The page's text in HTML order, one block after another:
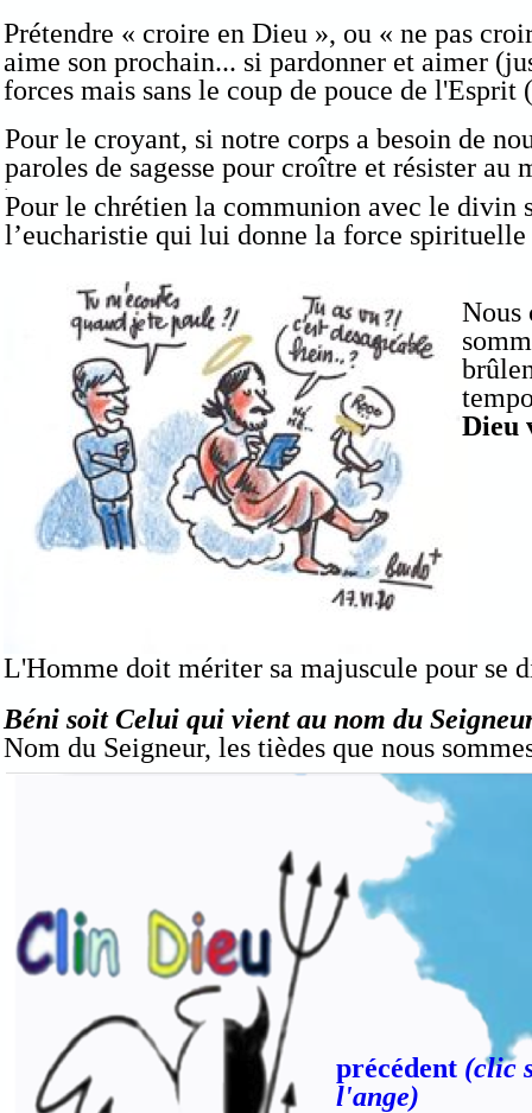
Pour le croyant, si notre corps a besoin de
paroles de sagesse pour croître et résister au
.
Pour le chrétien la communion avec le divin
l’eucharistie qui lui donne la force
Béni soit Celui qui vient au nom du
Nom du Seigneur, les tièdes que nous
Prétendre « croire en Dieu », ou « ne pas
aime son prochain... si pardonner et aimer
forces mais sans le coup de pouce de l'Esprit
L'Homme doit mériter sa majuscule pour se
Nous
Dieu
précédent (clic
l'ange)